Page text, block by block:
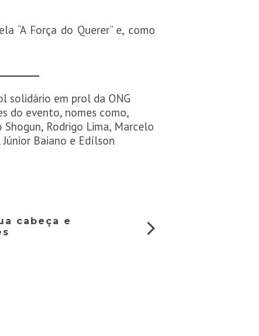
“A Força do Querer” e, como
solidário em prol da ONG
do evento, nomes como,
Rodrigo Lima, Marcelo
Baiano e Edílson
cabeça e